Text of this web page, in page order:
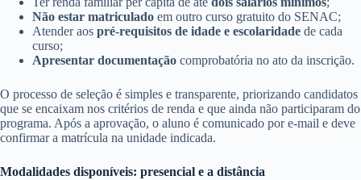
Não estar matriculado em outro curso gratuito do SENAC;
Atender aos pré-requisitos de idade e escolaridade de cada
curso;
Apresentar documentação comprobatória no ato da inscrição.
O processo de seleção é simples e transparente, priorizando candidatos
que se encaixam nos critérios de renda e que ainda não participaram do
programa. Após a aprovação, o aluno é comunicado por e-mail e deve
confirmar a matrícula na unidade indicada.
Modalidades disponíveis: presencial e a distância